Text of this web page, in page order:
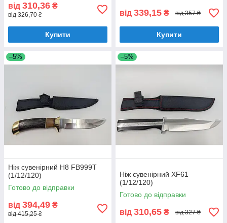
від 310,36 ₴
від 326,70 ₴
Купити
від 339,15 ₴ від 357 ₴
Купити
–5%
Ніж сувенірний H8 FB999T
(1/12/120)
Готово до відправки
від 394,49 ₴
від 415,25 ₴
–5%
Ніж сувенірний XF61
(1/12/120)
Готово до відправки
від 310,65 ₴ від 327 ₴